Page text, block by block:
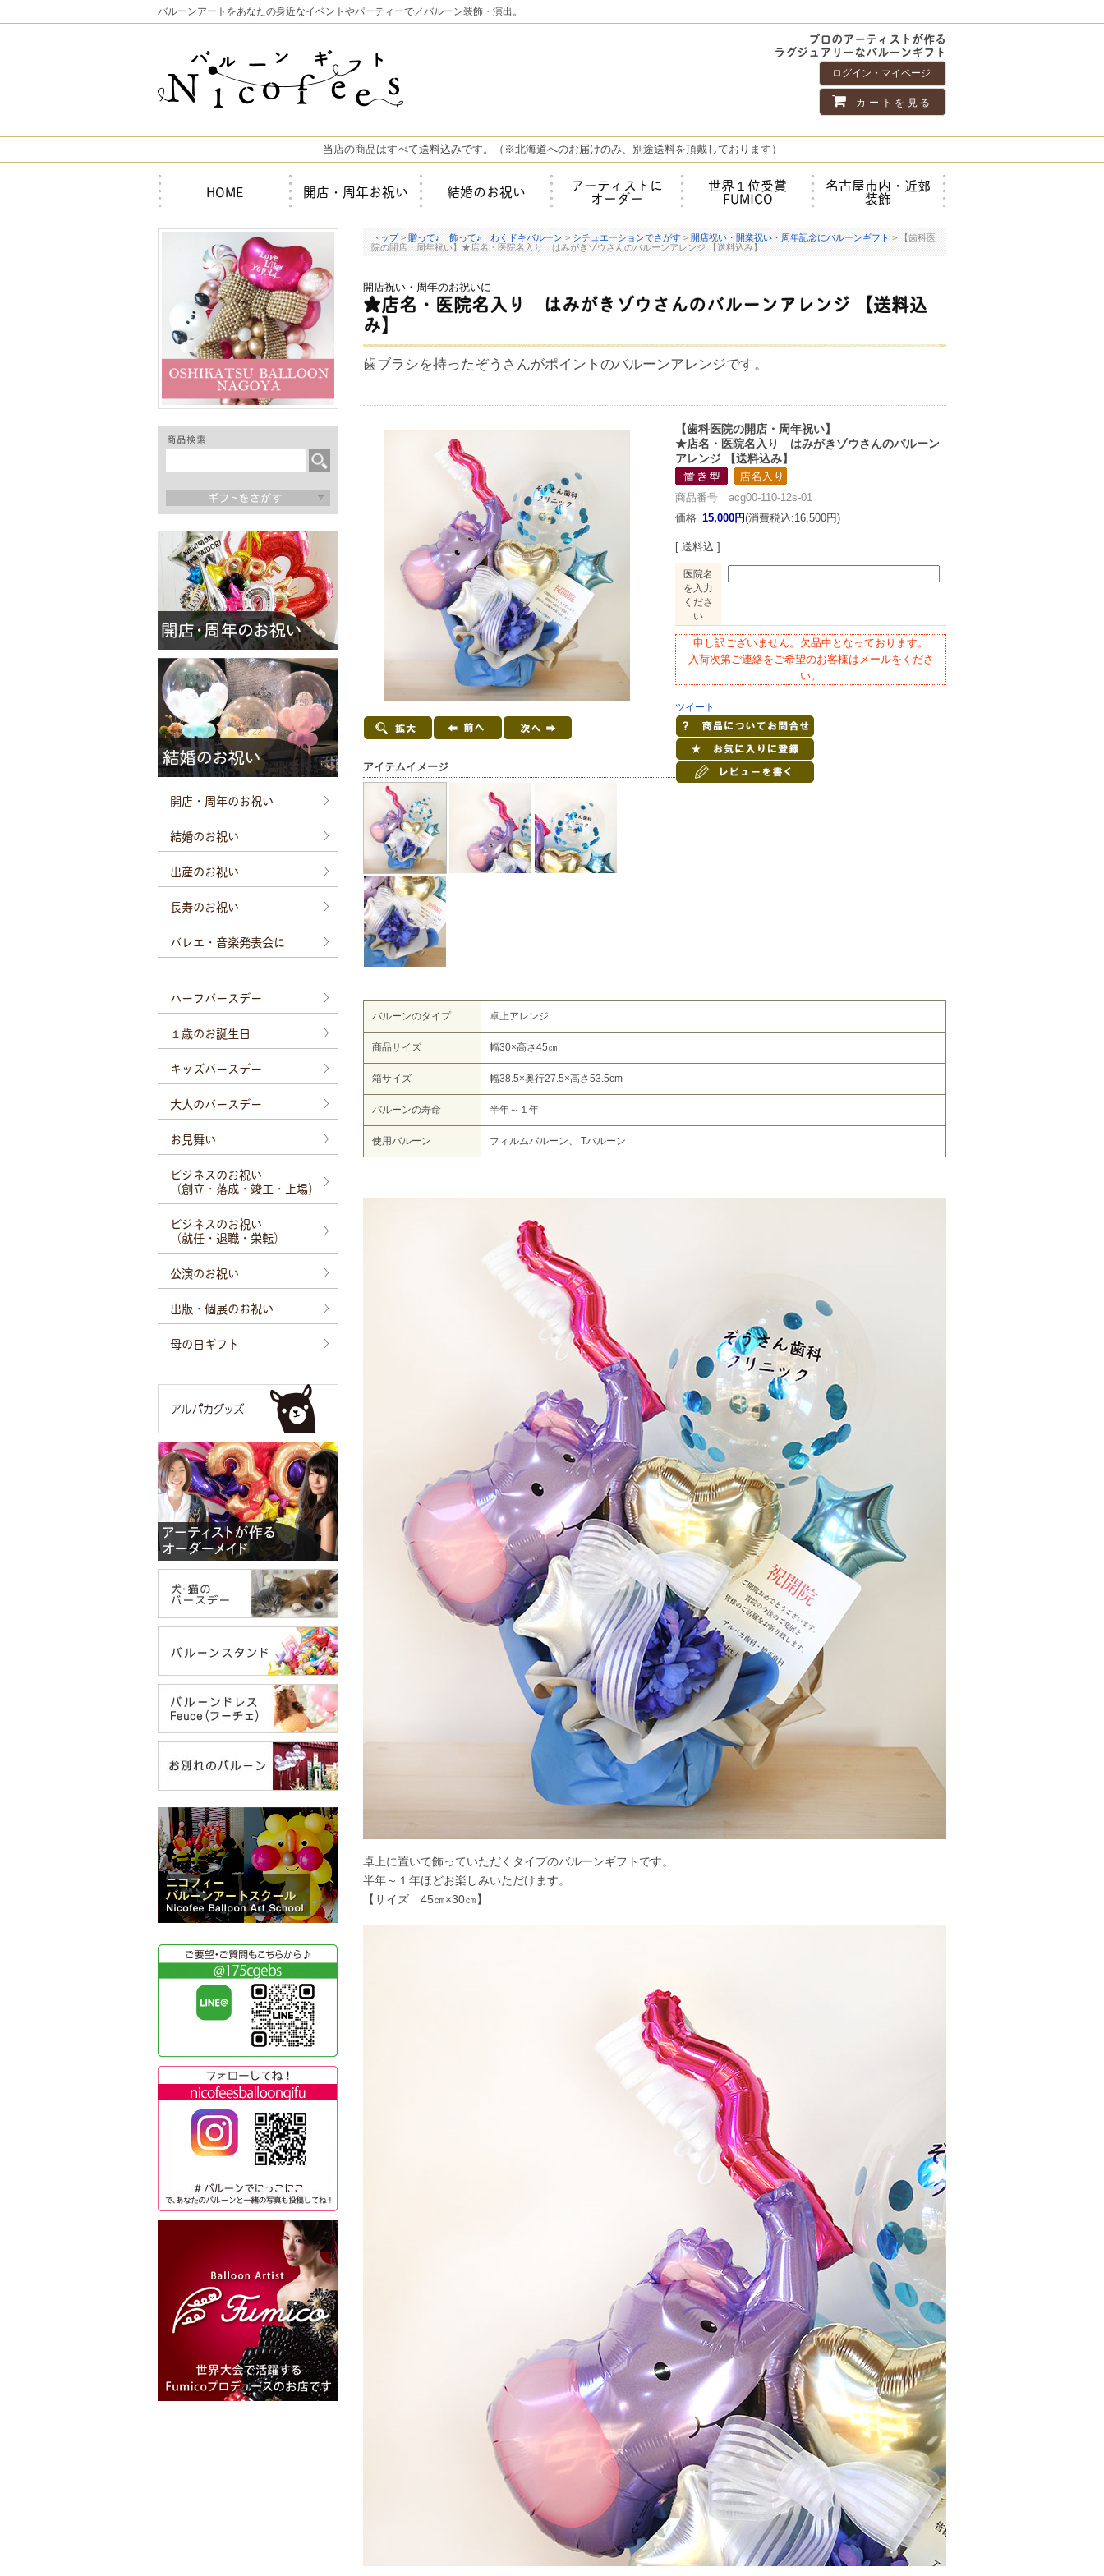
バルーンアートをあなたの身近なイベントやパーティーで／バルーン装飾・演出。
プロのアーティストが作る
ラグジュアリーなバルーンギフト
ログイン・マイページ
カートを見る
当店の商品はすべて送料込みです。（※北海道へのお届けのみ、別途送料を頂戴しております）
HOME 開店・周年お祝い 結婚のお祝い アーティストに
オーダー
世界１位受賞
FUMICO
名古屋市内・近郊
装飾
開店・周年のお祝い
結婚のお祝い
出産のお祝い
長寿のお祝い
バレエ・音楽発表会に
ハーフバースデー
１歳のお誕生日
キッズバースデー
大人のバースデー
お見舞い
ビジネスのお祝い
（創立・落成・竣工・上場）
ビジネスのお祝い
（就任・退職・栄転）
公演のお祝い
出版・個展のお祝い
母の日ギフト
トップ> 贈って♪ 飾って♪ わくドキバルーン > シチュエーションでさがす > 開店祝い・開業祝い・周年記念にバルーンギフト > 【歯科医
院の開店・周年祝い】★店名・医院名入り はみがきゾウさんのバルーンアレンジ 【送料込み】
開店祝い・周年のお祝いに
★店名・医院名入り はみがきゾウさんのバルーンアレンジ 【送料込
み】
歯ブラシを持ったぞうさんがポイントのバルーンアレンジです。
【歯科医院の開店・周年祝い】
★店名・医院名入り はみがきゾウさんのバルーン
アレンジ 【送料込み】
商品番号 acg00-110-12s-01
価格 15,000円(消費税込:16,500円)
[ 送料込 ]
医院名
を入力
くださ
い
申し訳ございません。欠品中となっております。
入荷次第ご連絡をご希望のお客様はメールをくださ
い。
ツイート
アイテムイメージ
バルーンのタイプ 卓上アレンジ
商品サイズ 幅30×高さ45㎝
箱サイズ 幅38.5×奥行27.5×高さ53.5cm
バルーンの寿命 半年～１年
使用バルーン フィルムバルーン、 Tバルーン
卓上に置いて飾っていただくタイプのバルーンギフトです。
半年～１年ほどお楽しみいただけます。
【サイズ 45㎝×30㎝】